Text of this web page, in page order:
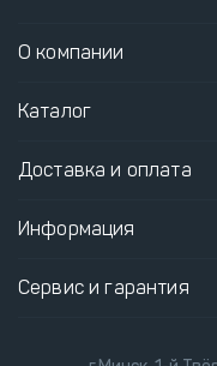
О компании
Каталог
Доставка и оплата
Информация
Сервис и гарантия